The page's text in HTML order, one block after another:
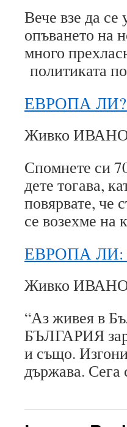
Вече взе да
опъването на
много
политиката
ЕВРОПА ЛИ?
Живко
Спомнете си
дете тогава,
повярвате, че
се возехме на
ЕВРОПА ЛИ:
Живко
“Аз живея в
БЪЛГАРИЯ
и също.
държава.